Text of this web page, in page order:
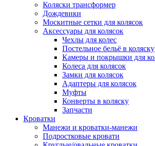
Коляски трансформер
Дождевики
Москитные сетки для колясок
Аксессуары для колясок
Чехлы для колес
Постельное бельё в коляску
Камеры и покрышки для
Колеса для колясок
Замки для колясок
Адаптеры для колясок
Муфты
Конверты в коляску
Запчасти
Кроватки
Манежи и кроватки-манежи
Подростковые кровати